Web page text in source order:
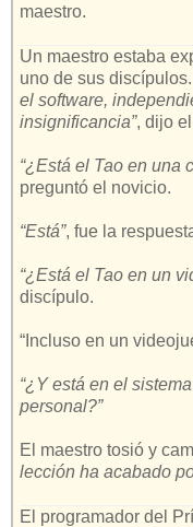
maestro.
Un maestro estaba
uno de sus discípulos.
el software,
insignificancia”, dijo
“¿Está el Tao en una
preguntó el novicio.
“Está”, fue la
“¿Está el Tao en un
discípulo.
“Incluso en un
“¿Y está en el
personal?”
El maestro tosió y
lección ha acabado
El programador del